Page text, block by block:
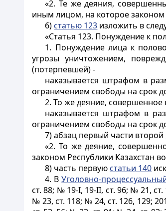
«2. Те же деяния,
иным лицом, на которое законом
6) статью 123 изложить в
«Статья 123. Понуждение к
1. Понуждение лица к
угрозы уничтожением,
(потерпевшей) -
наказывается штрафом в
ограничением свободы на срок
2. То же деяние,
наказывается штрафом в
ограничением свободы на срок
7) абзац первый части второй
«2. То же деяние,
законом Республики Казахстан
8) часть первую статьи 140
4. ВУголовно-
ст. 88; № 19-І, 19-II, ст. 96; № 21,
№ 23, ст. 118; № 24, ст. 126, 129;